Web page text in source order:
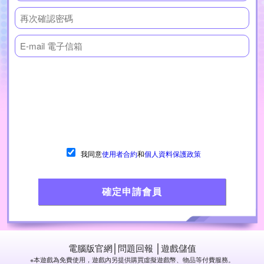
我同意使用者合約和個人資料保護政策
確定申請會員
電腦版官網 問題回報 遊戲儲值
※本遊戲為免費使用，遊戲內另提供購買虛擬遊戲幣、物品等付費服務。